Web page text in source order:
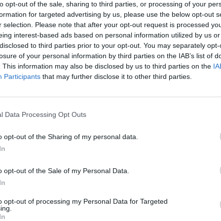
opt-out of the sale, sharing to third parties, or processing of your
for targeted advertising by us, please use the below opt-out
selection. Please note that after your opt-out request is processed
interest-based ads based on personal information utilized by us
to third parties prior to your opt-out. You may separately
of your personal information by third parties on the IAB’s list of
This information may also be disclosed by us to third parties on the
Participants that may further disclose it to other third parties.
Data Processing Opt Outs
opt-out of the Sharing of my personal data.
opt-out of the Sale of my Personal Data.
opt-out of processing my Personal Data for Targeted
di Angera e Somma Lombardo i
e della Medicina – Crediamo che i
la decisione più logica e soprattutto più
organizzativo e di gestione delle
anni ormai si sono instaurati strettissimi
tra i tre ospedali che hanno permesso di
risultati sia dal punto di vista
Dividerli facendoli afferire a due
sicuramente compromesso quanto è
della nuova riforma sanitaria lombarda
dell’integrazione tra ospedale e
Valle Olona